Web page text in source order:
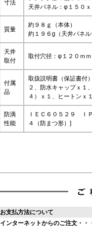
寸法
天井パネル：φ１５０
質量
約９８ｇ（本体）
約１９６g（天井パネ
天井
取付
取付穴径：φ１２０ｍ
付属
品
取扱説明書（保証書付
２、防水キャップｘ１
４）ｘ１、ヒートンｘ
防滴
性能
ＩＥＣ６０５２９
４（防まつ形）]
お支払方法について
インターネットからのご注文・・